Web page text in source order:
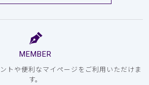
MEMBER
トや便利なマイページをご利用いただけま
す。